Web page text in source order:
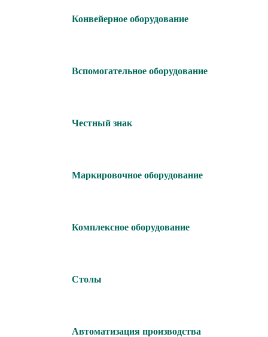
Конвейерное оборудование
Вспомогательное оборудование
Честный знак
Маркировочное оборудование
Комплексное оборудование
Столы
Автоматизация производства